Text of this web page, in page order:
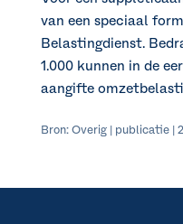
van een speciaal
Belastingdienst.
1.000 kunnen in de
aangifte
Bron: Overig | publicatie |